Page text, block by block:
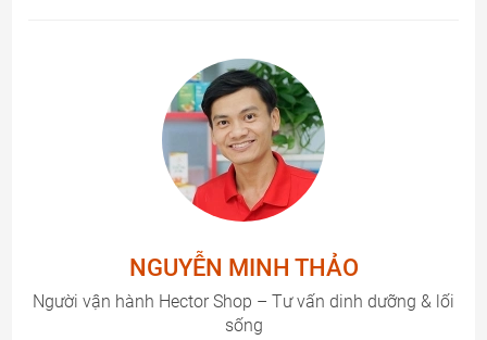
NGUYỄN MINH THẢO
Người vận hành Hector Shop – Tư vấn dinh dưỡng & lối
sống